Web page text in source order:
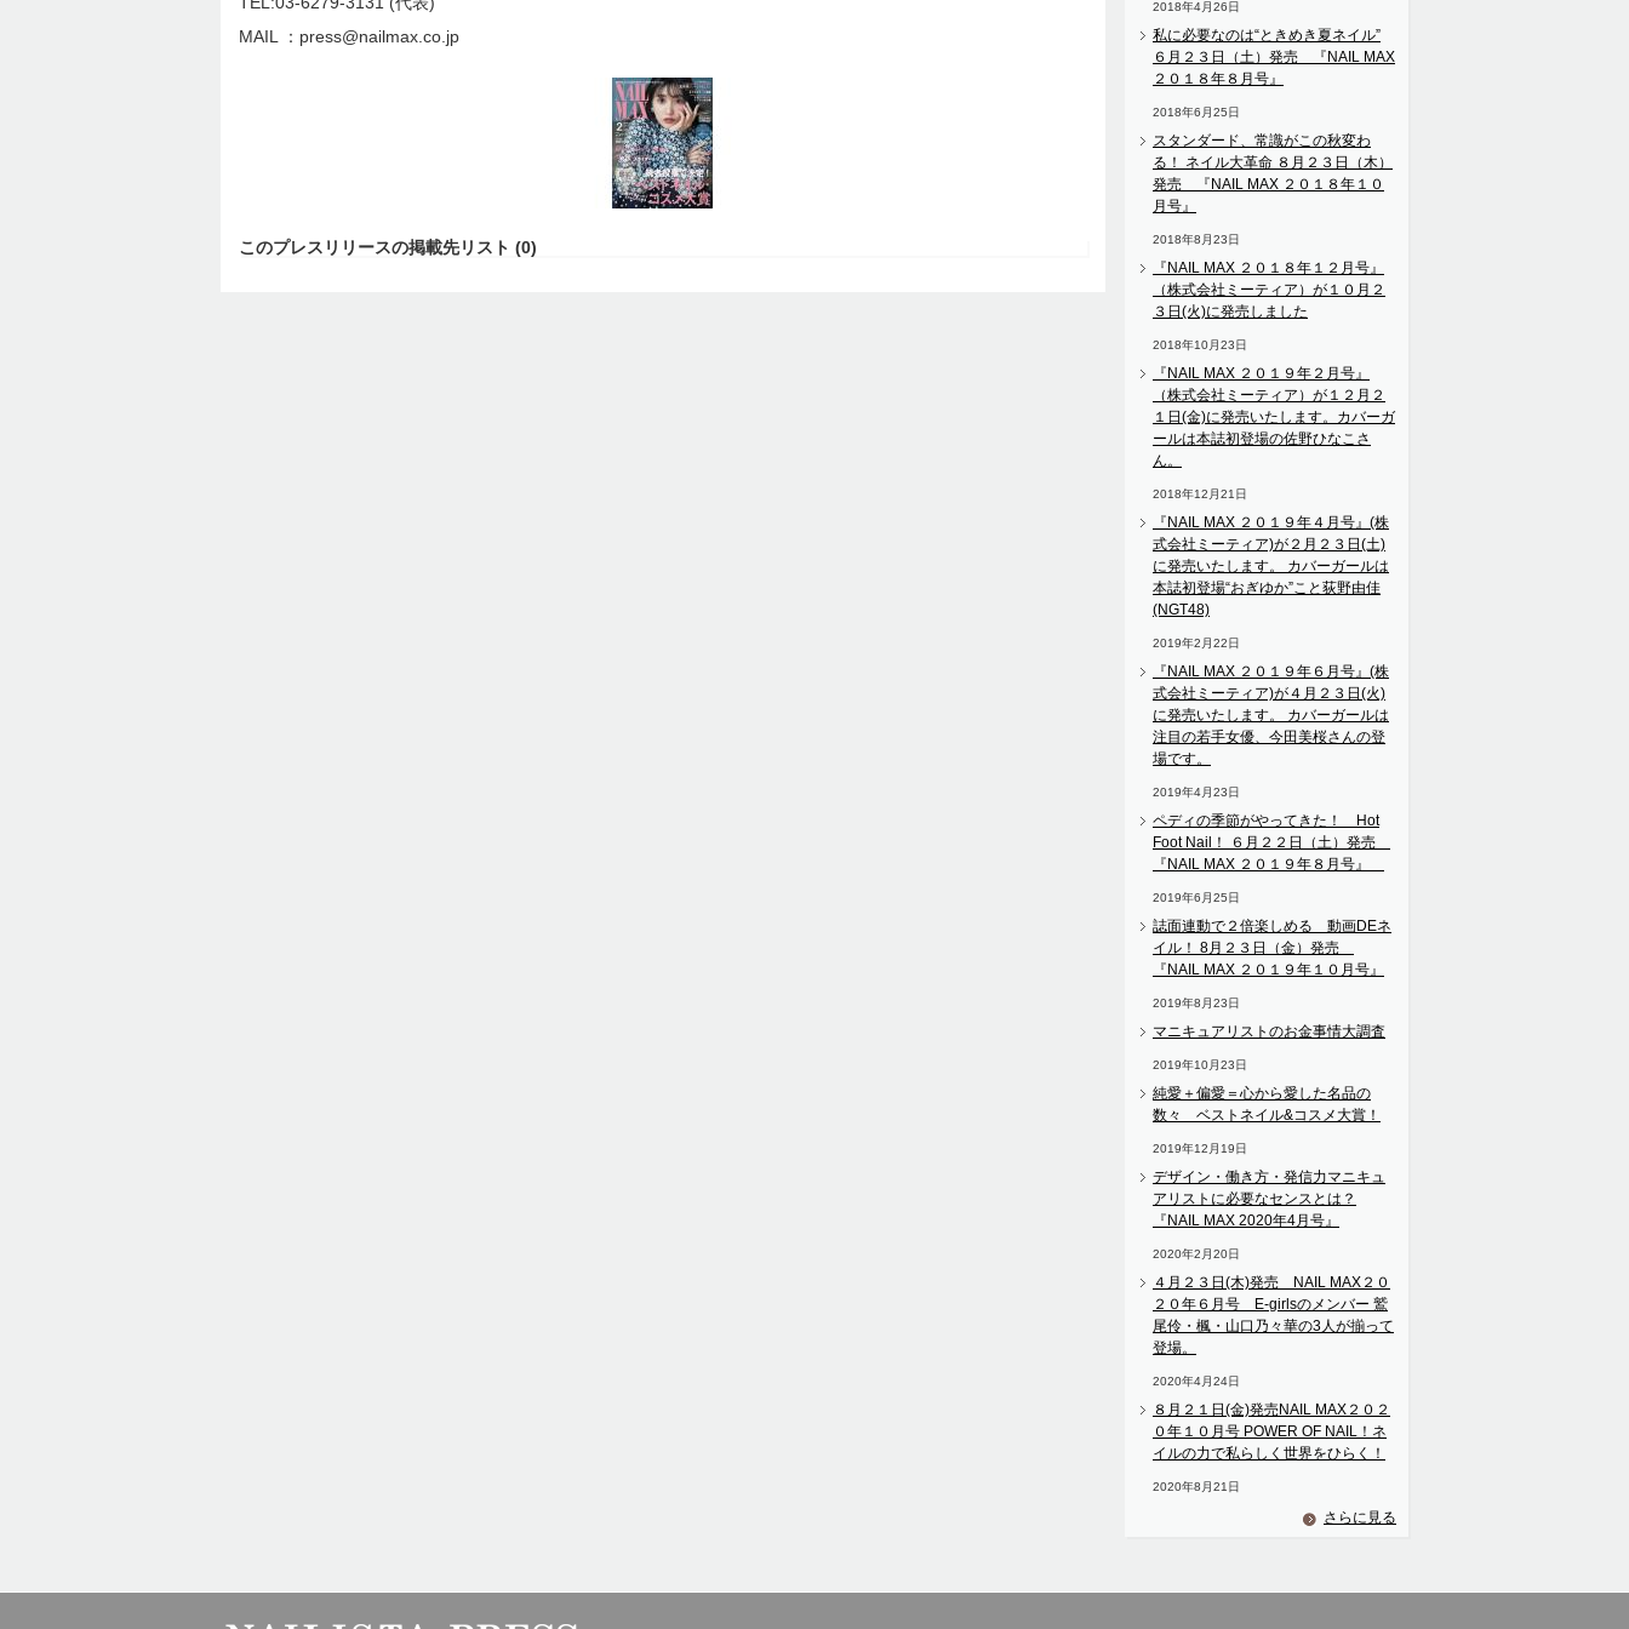
MAIL ：press@nailmax.co.jp
このプレスリリースの掲載先リスト (0)
2018年4月26日
私に必要なのは“ときめき夏ネイル”
６月２３日（土）発売 『NAIL MAX
２０１８年８月号』
2018年6月25日
スタンダード、常識がこの秋変わ
る！ ネイル大革命 ８月２３日（木）
発売 『NAIL MAX ２０１８年１０
月号』
2018年8月23日
『NAIL MAX ２０１８年１２月号』
（株式会社ミーティア）が１０月２
３日(火)に発売しました
2018年10月23日
『NAIL MAX ２０１９年２月号』
（株式会社ミーティア）が１２月２
１日(金)に発売いたします。カバーガ
ールは本誌初登場の佐野ひなこさ
ん。
2018年12月21日
『NAIL MAX ２０１９年４月号』(株
式会社ミーティア)が２月２３日(土)
に発売いたします。 カバーガールは
本誌初登場“おぎゆか”こと荻野由佳
(NGT48)
2019年2月22日
『NAIL MAX ２０１９年６月号』(株
式会社ミーティア)が４月２３日(火)
に発売いたします。 カバーガールは
注目の若手女優、今田美桜さんの登
場です。
2019年4月23日
ペディの季節がやってきた！ Hot
Foot Nail！ ６月２２日（土）発売
『NAIL MAX ２０１９年８月号』
2019年6月25日
誌面連動で２倍楽しめる 動画DEネ
イル！ 8月２３日（金）発売
『NAIL MAX ２０１９年１０月号』
2019年8月23日
マニキュアリストのお金事情大調査
2019年10月23日
純愛＋偏愛＝心から愛した名品の
数々 ベストネイル&コスメ大賞！
2019年12月19日
デザイン・働き方・発信力マニキュ
アリストに必要なセンスとは？
『NAIL MAX 2020年4月号』
2020年2月20日
４月２３日(木)発売 NAIL MAX２０
２０年６月号 E-girlsのメンバー 鷲
尾伶・楓・山口乃々華の3人が揃って
登場。
2020年4月24日
８月２１日(金)発売NAIL MAX２０２
０年１０月号 POWER OF NAIL！ネ
イルの力で私らしく世界をひらく！
2020年8月21日
さらに見る